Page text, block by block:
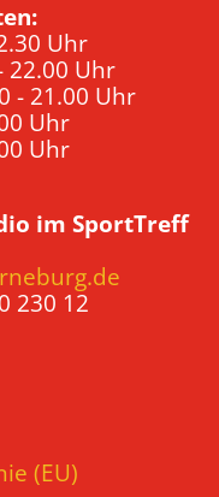
Uhr
22.00 Uhr
- 21.00 Uhr
Uhr
Uhr
im SportTreff
230 12
(EU)